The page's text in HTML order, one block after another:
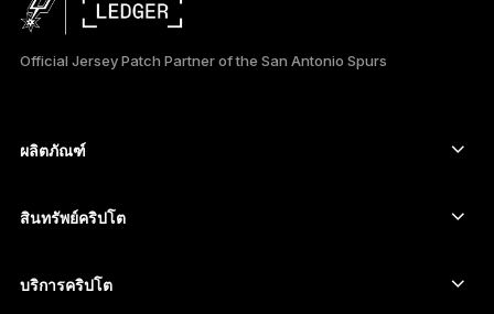
简体中文
Official Jersey Patch Partner of the San Antonio Spurs
ผลิตภัณฑ์
Hardware Wallet
Ledger Stax
สินทรัพย์คริปโต
Ethereum Wallet
บริการคริปโต